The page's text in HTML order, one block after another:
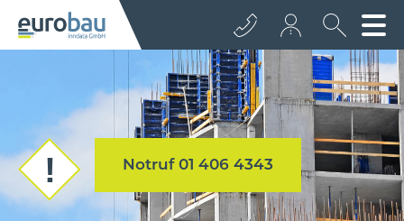
+43 512 362233
info@euro­bau.com
inndata
Notruf 01 406 4343